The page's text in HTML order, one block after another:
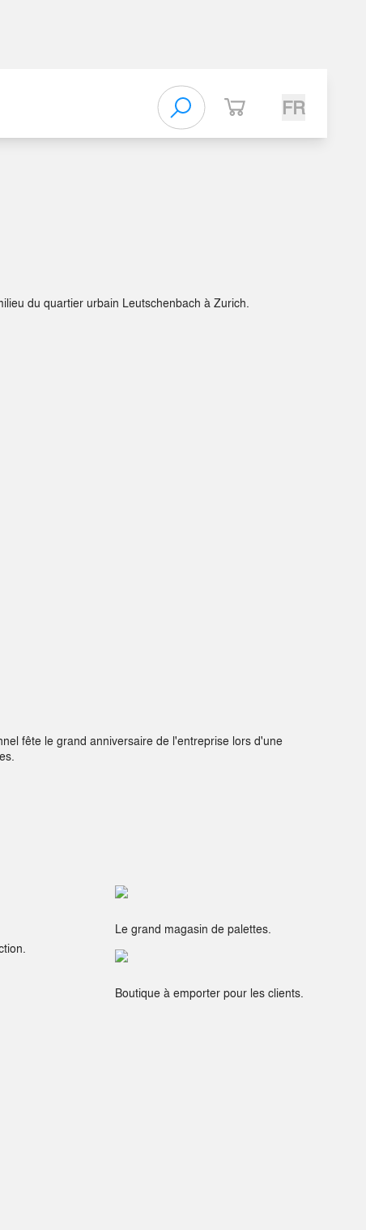
FR
du quartier urbain Leutschenbach à Zurich.
fête le grand anniversaire de l'entreprise lors d'une
Le grand magasin de palettes.
Boutique à emporter pour les clients.